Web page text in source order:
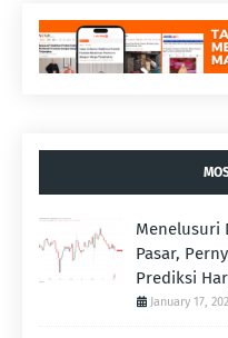
Menelusuri
Pasar,
Prediksi
January 17,